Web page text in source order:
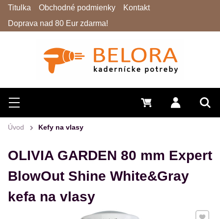
Hľadať
Menu Prihlásiť
0 €
Titulka Obchodné podmienky
Kontakt
Doprava nad 80 Eur zdarma!
Úvod Kefy na vlasy
OLIVIA GARDEN 80 mm Expert
BlowOut Shine White&Gray
kefa na vlasy
Pridať